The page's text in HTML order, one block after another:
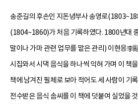
송준길의 후손인 지돈녕부사 송영로
(1804~1860)가 처음 기록하였다. 1800년대
말이나 가마 관련 업무를 맡은 관리) 이현응李
시집와서 시댁 음식을 하나씩 익혀 가며 이 책
책에 남겨진 필체로 보아 적어도 세 사람이 기
전수받은 음식 솜씨를 이 책에 덧붙여 실었을